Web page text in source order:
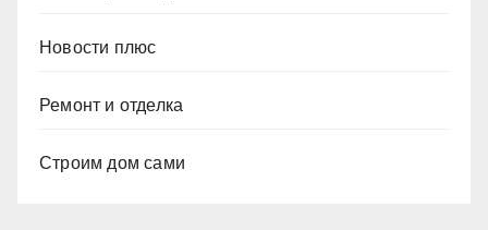
Новости плюс
Ремонт и отделка
Строим дом сами